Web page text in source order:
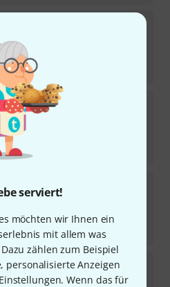
serviert!
möchten wir Ihnen ein
mit allem was
zählen zum Beispiel
personalisierte Anzeigen
Wenn das für
7
Jost Nickel's Snare Book
Syncopation Rolls Drum